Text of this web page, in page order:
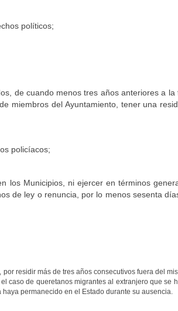
políticos;
de cuando menos tres años anteriores a
miembros del Ayuntamiento, tener una
policíacos;
los Municipios, ni ejercer en términos
de ley o renuncia, por lo menos sesenta
residir más de tres años consecutivos fuera del
caso de queretanos migrantes al extranjero que se
permanecido en el Estado durante su ausencia.